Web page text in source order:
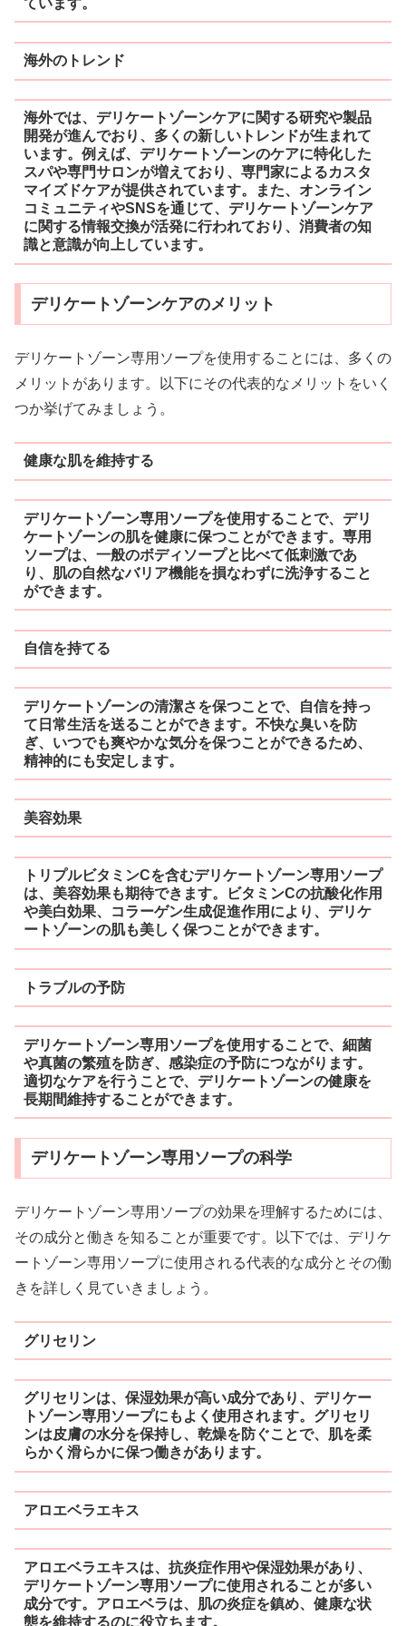
海外のトレンド
海外では、デリケートゾーンケアに関する研究や製品
開発が進んでおり、多くの新しいトレンドが生まれて
います。例えば、デリケートゾーンのケアに特化した
スパや専門サロンが増えており、専門家によるカスタ
マイズドケアが提供されています。また、オンライン
コミュニティやSNSを通じて、デリケートゾーンケア
に関する情報交換が活発に行われており、消費者の知
識と意識が向上しています。
デリケートゾーンケアのメリット
デリケートゾーン専用ソープを使用することには、多くの
メリットがあります。以下にその代表的なメリットをいく
つか挙げてみましょう。
健康な肌を維持する
デリケートゾーン専用ソープを使用することで、デリ
ケートゾーンの肌を健康に保つことができます。専用
ソープは、一般のボディソープと比べて低刺激であ
り、肌の自然なバリア機能を損なわずに洗浄すること
ができます。
自信を持てる
デリケートゾーンの清潔さを保つことで、自信を持っ
て日常生活を送ることができます。不快な臭いを防
ぎ、いつでも爽やかな気分を保つことができるため、
精神的にも安定します。
美容効果
トリプルビタミンCを含むデリケートゾーン専用ソープ
は、美容効果も期待できます。ビタミンCの抗酸化作用
や美白効果、コラーゲン生成促進作用により、デリケ
ートゾーンの肌も美しく保つことができます。
トラブルの予防
デリケートゾーン専用ソープを使用することで、細菌
や真菌の繁殖を防ぎ、感染症の予防につながります。
適切なケアを行うことで、デリケートゾーンの健康を
長期間維持することができます。
デリケートゾーン専用ソープの科学
デリケートゾーン専用ソープの効果を理解するためには、
その成分と働きを知ることが重要です。以下では、デリケ
ートゾーン専用ソープに使用される代表的な成分とその働
きを詳しく見ていきましょう。
グリセリン
グリセリンは、保湿効果が高い成分であり、デリケー
トゾーン専用ソープにもよく使用されます。グリセリ
ンは皮膚の水分を保持し、乾燥を防ぐことで、肌を柔
らかく滑らかに保つ働きがあります。
アロエベラエキス
アロエベラエキスは、抗炎症作用や保湿効果があり、
デリケートゾーン専用ソープに使用されることが多い
成分です。アロエベラは、肌の炎症を鎮め、健康な状
態を維持するのに役立ちます。